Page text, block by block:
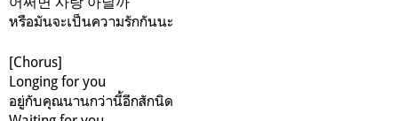
หรือมันจะเป็นความรักกันนะ
[Chorus]
Longing for you
อยู่กับคุณนานกว่านี้อีกสักนิด